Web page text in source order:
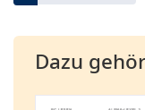
Dazu